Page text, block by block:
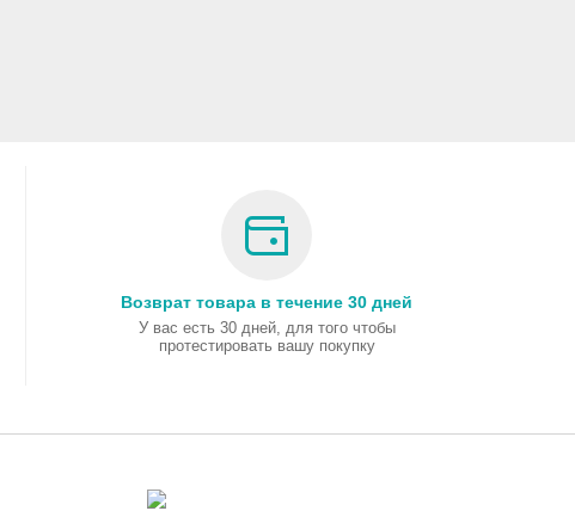
Возврат товара в течение 30 дней
У вас есть 30 дней, для того чтобы
протестировать вашу покупку